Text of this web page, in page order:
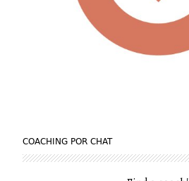
COACHING POR CHAT